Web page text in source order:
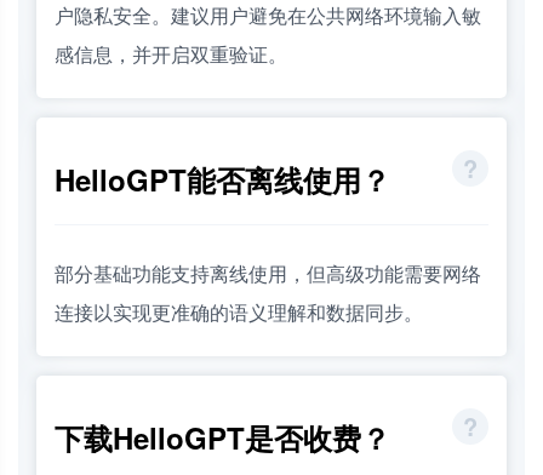
户隐私安全。建议用户避免在公共网络环境输入敏
感信息，并开启双重验证。
HelloGPT能否离线使用？
部分基础功能支持离线使用，但高级功能需要网络
连接以实现更准确的语义理解和数据同步。
下载HelloGPT是否收费？